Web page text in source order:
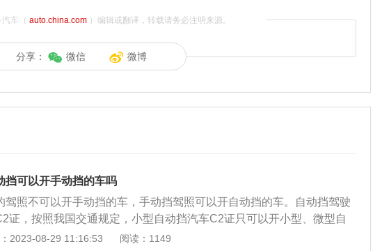
车（ auto.china.com）编辑或翻译，转载请务必注明来源。
分享： 微信 微博
挡可以开手动挡的车吗
驾照不可以开手动挡的车，手动挡驾照可以开自动挡的车。自动挡驾驶
证，按照我国交通规定，小型自动挡汽车C2证只可以开小型、微型自
汽车以及轻型、微型自动挡载货汽车。持C2驾驶证驾驶手动挡的车，等
2023-08-29 11:16:53 阅读：1149